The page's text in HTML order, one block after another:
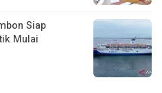
Siap
Mulai